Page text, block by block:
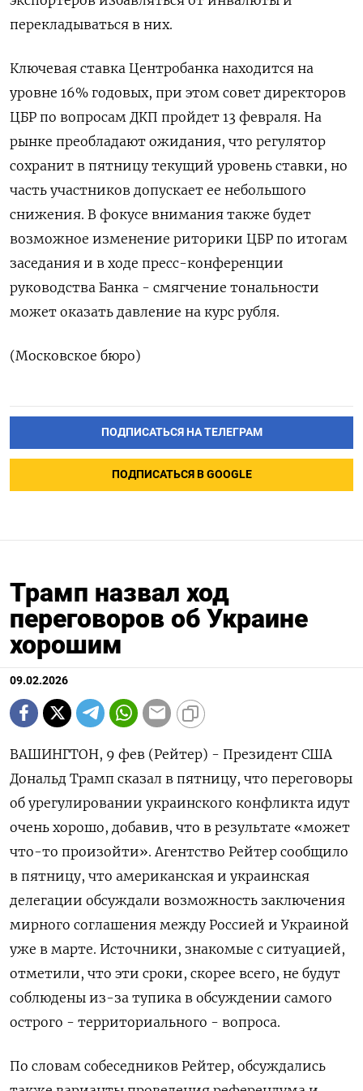
перекладываться в них.
Ключевая ставка Центробанка находится на
уровне 16% годовых, при этом совет директоров
ЦБР по вопросам ДКП пройдет 13 февраля. На
рынке преобладают ожидания, что регулятор
сохранит в пятницу текущий уровень ставки, но
часть участников допускает ее небольшого
⁠снижения. В фокусе внимания также будет
возможное изменение риторики ЦБР по итогам
заседания и в ходе пресс-конференции
руководства Банка - смягчение тональности
может оказать давление на курс рубля.
(Московское бюро)
ПОДПИСАТЬСЯ НА ТЕЛЕГРАМ
ПОДПИСАТЬСЯ В GOOGLE
Трамп назвал ход
переговоров об Украине
хорошим
09.02.2026
ВАШИНГТОН, 9 фев (Рейтер) - Президент США
Дональд Трамп сказал ⁠в пятницу, что переговоры
об урегулировании украинского конфликта идут
очень ⁠хорошо, добавив, ​что в ⁠результате «может
что-то произойти». Агентство ⁠Рейтер сообщило
в пятницу, что ‌американская и украинская
‍делегации обсуждали возможность заключения
‌мирного соглашения между Россией и ​Украиной
уже в марте. Источники, знакомые с ситуацией,
отметили, ⁠что эти ‍сроки, скорее всего, не будут
‌соблюдены из-за тупика в обсуждении самого
острого - территориального - вопроса.
По словам собеседников Рейтер, обсуждались